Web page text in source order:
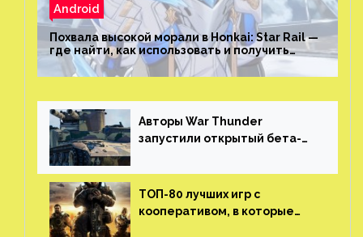
Android
Похвала высокой морали в Honkai: Star Rail —
где найти, как использовать и получить
скрытые достижения
Авторы War Thunder
запустили открытый бета-
трейлер и скриншоты
ТОП-80 лучших игр с
кооперативом, в которые